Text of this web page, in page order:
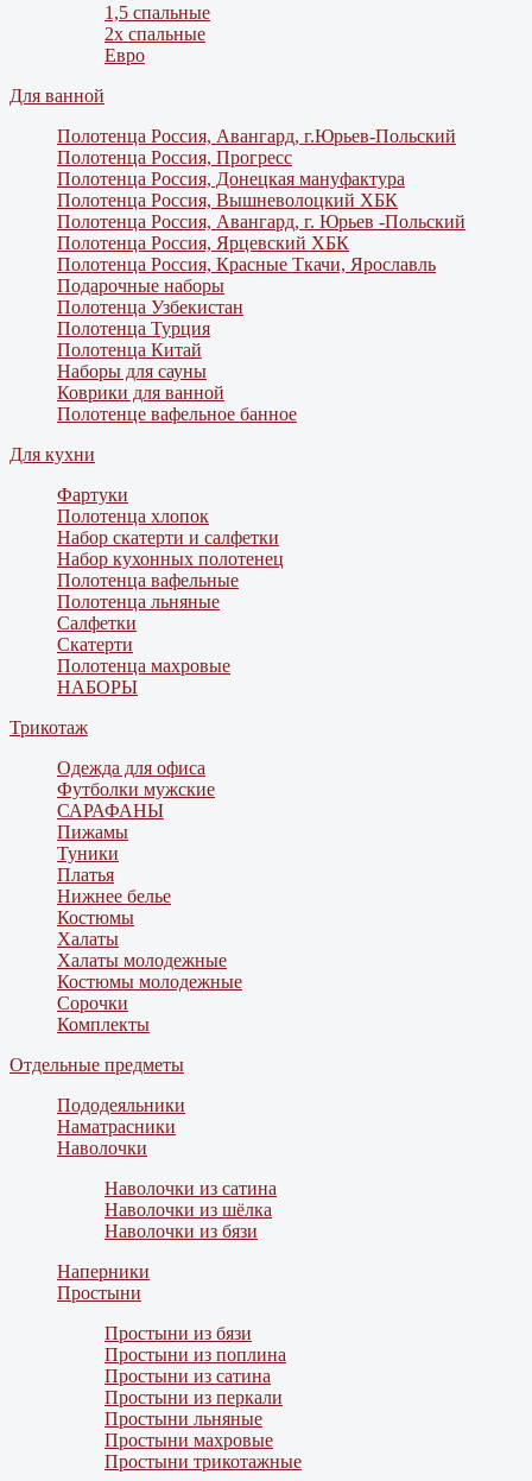
1,5 спальные
2х спальные
Евро
Для ванной
Полотенца Россия, Авангард, г.Юрьев-Польский
Полотенца Россия, Прогресс
Полотенца Россия, Донецкая мануфактура
Полотенца Россия, Вышневолоцкий ХБК
Полотенца Россия, Авангард, г. Юрьев -Польский
Полотенца Россия, Ярцевский ХБК
Полотенца Россия, Красные Ткачи, Ярославль
Подарочные наборы
Полотенца Узбекистан
Полотенца Турция
Полотенца Китай
Наборы для сауны
Коврики для ванной
Полотенце вафельное банное
Для кухни
Фартуки
Полотенца хлопок
Набор скатерти и салфетки
Набор кухонных полотенец
Полотенца вафельные
Полотенца льняные
Салфетки
Скатерти
Полотенца махровые
НАБОРЫ
Трикотаж
Одежда для офиса
Футболки мужские
САРАФАНЫ
Пижамы
Туники
Платья
Нижнее белье
Костюмы
Халаты
Халаты молодежные
Костюмы молодежные
Сорочки
Комплекты
Отдельные предметы
Пододеяльники
Наматрасники
Наволочки
Наволочки из сатина
Наволочки из шёлка
Наволочки из бязи
Наперники
Простыни
Простыни из бязи
Простыни из поплина
Простыни из сатина
Простыни из перкали
Простыни льняные
Простыни махровые
Простыни трикотажные